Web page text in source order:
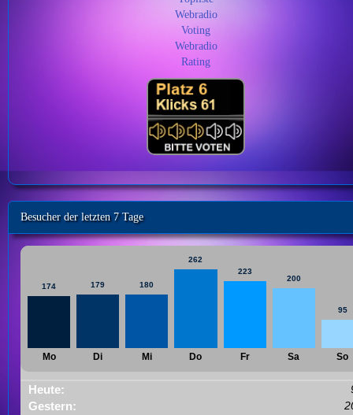
Besucher der letzten 7 Tage
174
Mo
179
Di
180
Mi
262
Do
223
Fr
200
Sa
95
So
Heute:
Gestern: